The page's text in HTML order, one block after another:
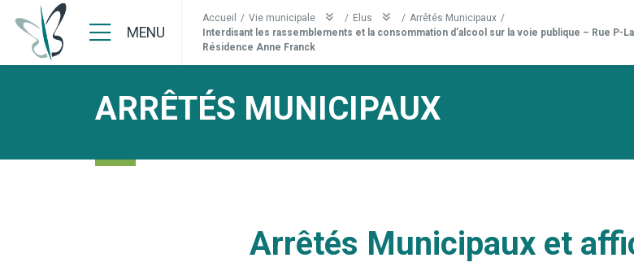
MENU
Accueil / Vie municipale / Elus / Arrêtés Municipaux /
Interdisant les rassemblements et la consommation d’alcool sur la voie publique – Rue P-
Résidence Anne Franck
ARRÊTÉS MUNICIPAUX
Arrêtés Municipaux et